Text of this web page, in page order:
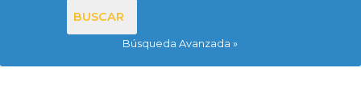
BUSCAR
Búsqueda Avanzada